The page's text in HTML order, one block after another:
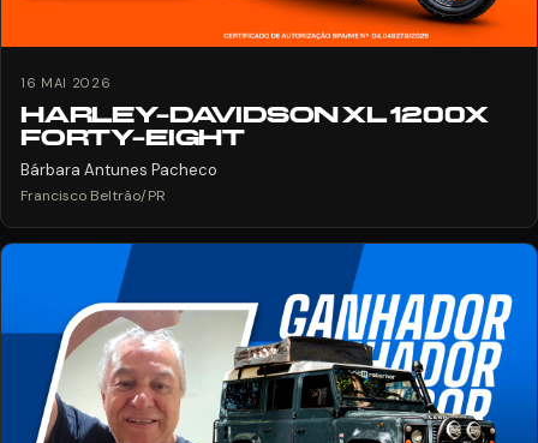
16 MAI 2026
HARLEY-DAVIDSON XL 1200X
FORTY-EIGHT
Bárbara Antunes Pacheco
Francisco Beltrão/PR